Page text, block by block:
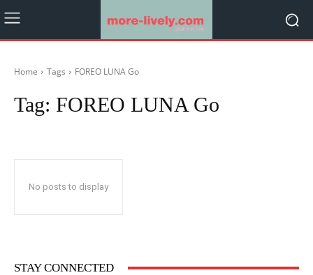
Home Tags FOREO LUNA Go
Tag: FOREO LUNA Go
No posts to display
STAY CONNECTED